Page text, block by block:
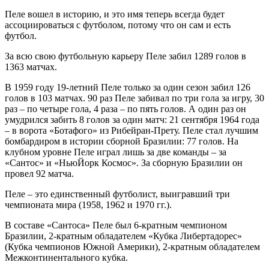
Пеле вошел в историю, и это имя теперь всегда будет
ассоциироваться с футболом, потому что он сам и есть
футбол.
За всю свою футбольную карьеру Пеле забил 1289 голов в
1363 матчах.
В 1959 году 19-летний Пеле только за один сезон забил 126
голов в 103 матчах. 90 раз Пеле забивал по три гола за игру, 30
раз – по четыре гола, 4 раза – по пять голов. А один раз он
умудрился забить 8 голов за один матч: 21 сентября 1964 года
– в ворота «Ботафого» из Рибейран-Прету. Пеле стал лучшим
бомбардиром в истории сборной Бразилии: 77 голов. На
клубном уровне Пеле играл лишь за две команды – за
«Сантос» и «НьюЙорк Космос». За сборную Бразилии он
провел 92 матча.
Пеле – это единственный футболист, выигравший три
чемпионата мира (1958, 1962 и 1970 гг.).
В составе «Сантоса» Пеле был 6-кратным чемпионом
Бразилии, 2-кратным обладателем «Кубка Либертадорес»
(Кубка чемпионов Южной Америки), 2-кратным обладателем
Межконтинентального кубка.